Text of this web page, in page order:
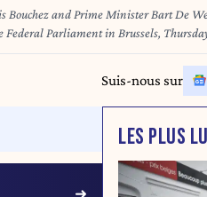
Bouchez and Prime Minister Bart De
Federal Parliament in Brussels,
Suis-nous sur
LES PLUS